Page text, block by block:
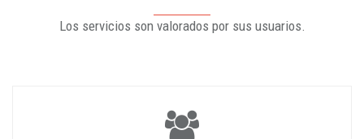
Los servicios son valorados por sus usuarios.